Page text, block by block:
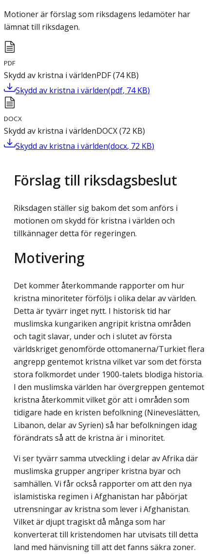
Motioner är förslag som riksdagens ledamöter har
lämnat till riksdagen.
PDF
Skydd av kristna i världenPDF(74 KB)
Skydd av kristna i världen(pdf, 74 KB)
DOCX
Skydd av kristna i världenDOCX(72 KB)
Skydd av kristna i världen(docx, 72 KB)
Förslag till riksdagsbeslut
Riksdagen ställer sig bakom det som anförs i
motionen om skydd för kristna i världen och
tillkännager detta för regeringen.
Motivering
Det kommer återkommande rapporter om hur
kristna minoriteter förföljs i olika delar av världen.
Detta är tyvärr inget nytt. I historisk tid har
muslimska kungariken angripit kristna områden
och tagit slavar, under och i slutet av första
världskriget genomförde ottomanerna/Turkiet flera
angrepp gentemot kristna vilket var som det första
stora folkmordet under 1900-talets blodiga historia.
I den muslimska världen har övergreppen gentemot
kristna återkommit vilket gör att i områden som
tidigare hade en kristen befolkning (Nineveslätten,
Libanon, delar av Syrien) så har befolkningen idag
föränd­rats så att de kristna är i minoritet.
Vi ser tyvärr samma utveckling i delar av Afrika där
muslimska grupper angriper kristna byar och
samhällen. Vi får också rapporter om att den nya
islamistiska regimen i Afghanistan har påbörjat
utrensningar av kristna som lever i Afghanistan.
Vilket är djupt tragiskt då många som har
konverterat till kristendomen har utvisats till detta
land med hänvisning till att det fanns säkra zoner.